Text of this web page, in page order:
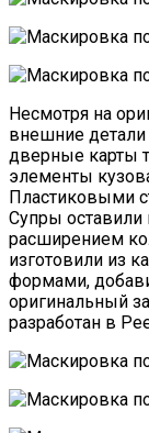
Несмотря на
внешние
дверные карты
элементы
Пластиковыми
Супры оставили
расширением
изготовили из
формами,
оригинальный
разработан в